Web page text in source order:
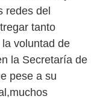
redes del
tanto
voluntad de
la Secretaría de
pese a su